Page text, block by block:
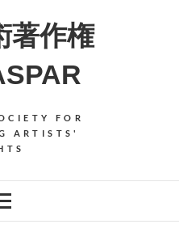
著作権
FOR
ARTISTS'